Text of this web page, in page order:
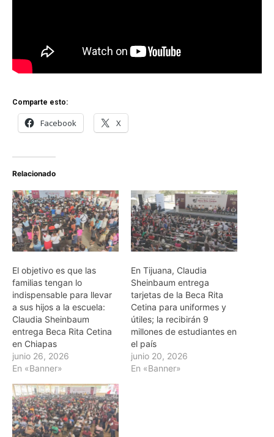
Comparte esto:
Facebook X
Relacionado
El objetivo es que las
familias tengan lo
indispensable para llevar
a sus hijos a la escuela:
Claudia Sheinbaum
entrega Beca Rita Cetina
en Chiapas
junio 26, 2026
En «Banner»
En Tijuana, Claudia
Sheinbaum entrega
tarjetas de la Beca Rita
Cetina para uniformes y
útiles; la recibirán 9
millones de estudiantes en
el país
junio 20, 2026
En «Banner»